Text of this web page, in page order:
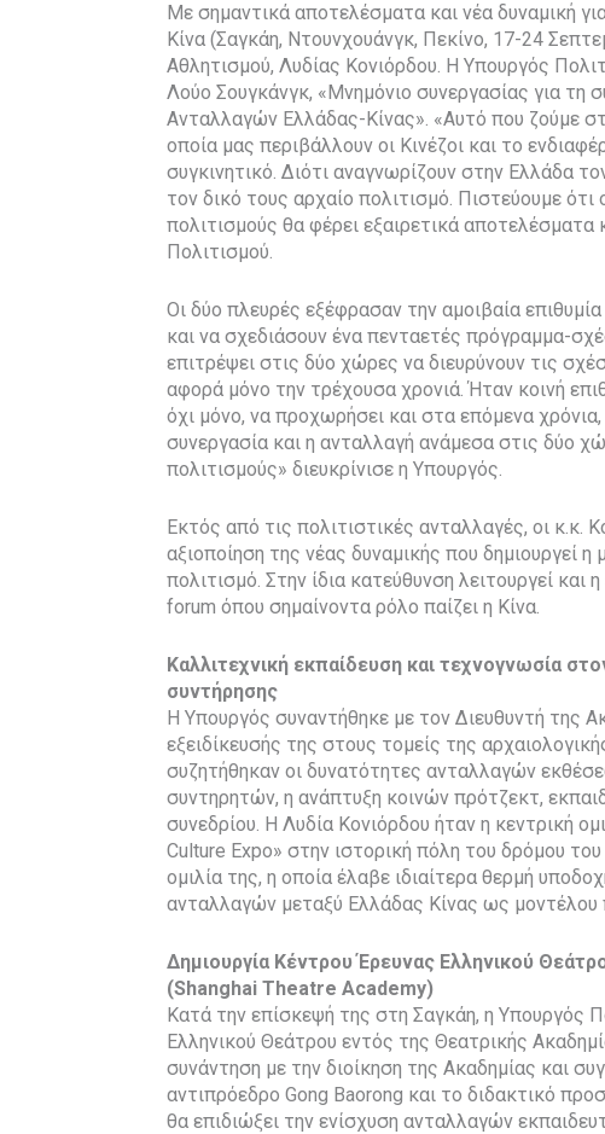
Με σημαντικά αποτελέσματα και νέα δυναμική
Κίνα (Σαγκάη, Ντουνχουάνγκ, Πεκίνο, 17-24
Αθλητισμού, Λυδίας Κονιόρδου. Η Υπουργός
Λούο Σουγκάνγκ, «Μνημόνιο συνεργασίας για τη
Ανταλλαγών Ελλάδας-Κίνας». «Αυτό που ζούμε
οποία μας περιβάλλουν οι Κινέζοι και το
συγκινητικό. Διότι αναγνωρίζουν στην Ελλάδα
τον δικό τους αρχαίο πολιτισμό. Πιστεύουμε
πολιτισμούς θα φέρει εξαιρετικά
Πολιτισμού.
Οι δύο πλευρές εξέφρασαν την αμοιβαία
και να σχεδιάσουν ένα πενταετές πρόγραμμα-
επιτρέψει στις δύο χώρες να διευρύνουν τις
αφορά μόνο την τρέχουσα χρονιά. Ήταν κοινή
όχι μόνο, να προχωρήσει και στα επόμενα
συνεργασία και η ανταλλαγή ανάμεσα στις δύο
πολιτισμούς» διευκρίνισε η Υπουργός.
Εκτός από τις πολιτιστικές ανταλλαγές, οι
αξιοποίηση της νέας δυναμικής που δημιουργεί
πολιτισμό. Στην ίδια κατεύθυνση λειτουργεί
forum όπου σημαίνοντα ρόλο παίζει η Κίνα.
Καλλιτεχνική εκπαίδευση και τεχνογνωσία
συντήρησης
Η Υπουργός συναντήθηκε με τον Διευθυντή της
εξειδίκευσής της στους τομείς της
συζητήθηκαν οι δυνατότητες ανταλλαγών
συντηρητών, η ανάπτυξη κοινών πρότζεκτ,
συνεδρίου. Η Λυδία Κονιόρδου ήταν η κεντρική
Culture Expo» στην ιστορική πόλη του δρόμου
ομιλία της, η οποία έλαβε ιδιαίτερα θερμή
ανταλλαγών μεταξύ Ελλάδας Κίνας ως μοντέλου
Δημιουργία Κέντρου Έρευνας Ελληνικού
(Shanghai Theatre Academy)
Κατά την επίσκεψή της στη Σαγκάη, η Υπουργός
Ελληνικού Θεάτρου εντός της Θεατρικής
συνάντηση με την διοίκηση της Ακαδημίας και
αντιπρόεδρο Gong Baorong και το διδακτικό
θα επιδιώξει την ενίσχυση ανταλλαγών